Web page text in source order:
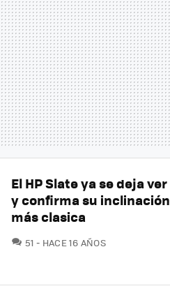
El HP Slate ya se deja ver
y confirma su inclinación
más clasica
51 COMENTARIOS
HACE 16 AÑOS